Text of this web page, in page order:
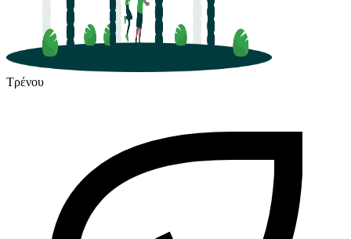
Τρένου